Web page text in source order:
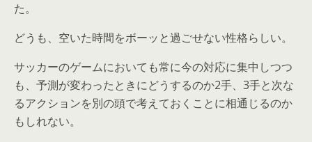
た。
どうも、空いた時間をボーッと過ごせない性格らしい。
サッカーのゲームにおいても常に今の対応に集中しつつ
も、予測が変わったときにどうするのか2手、3手と次な
るアクションを別の頭で考えておくことに相通じるのか
もしれない。